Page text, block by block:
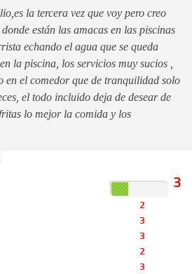
la tercera vez que voy pero creo
están las amacas en las piscinas
echando el agua que se queda
la piscina, los servicios muy sucios ,
en el comedor que de tranquilidad solo
el todo incluido deja de desear de
lo mejor la comida y los
3
2
3
3
2
3